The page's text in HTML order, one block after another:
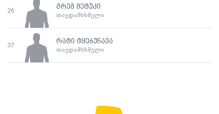
26
გრემ მეტუკი
თავდამსხმელი
37
რატი ტყებუჩავა
თავდამსხმელი